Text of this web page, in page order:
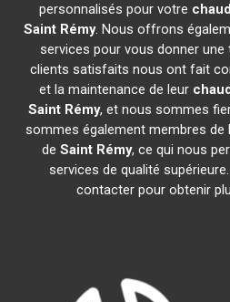
personnalisés pour votre
Saint Rémy. Nous offrons
services pour vous donner une
clients satisfaits nous ont fait
et la maintenance de leur
Saint Rémy, et nous sommes
sommes également membres
deSaint Rémy, ce qui nous
services de qualité
contacter pour obtenir